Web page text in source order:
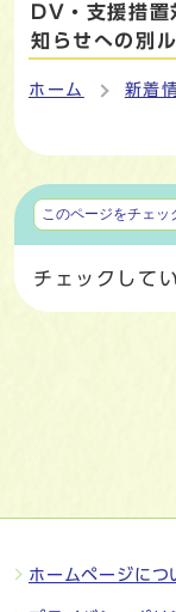
DV・支援措置
知らせへの別
ホーム 新着
マイページ
このページをチェッ
チェックして
ホームページにつ